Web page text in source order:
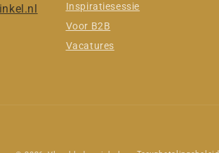
Inspiratiesessie
Voor B2B
Vacatures